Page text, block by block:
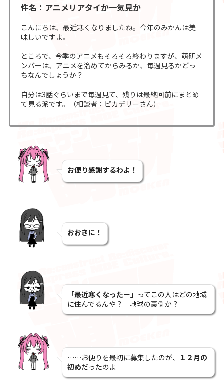
件名：アニメリアタイか一気見か
こんにちは、最近寒くなりましたね。今年のみかんは美
味しいですよ。
ところで、今季のアニメもそろそろ終わりますが、萌研メ
ンバーは、アニメを溜めてからみるか、毎週見るかどっ
ちなんでしょうか？
自分は3話ぐらいまで毎週見て、残りは最終回前にまとめ
て見る派です。（相談者：ピカデリーさん）
お便り感謝するわよ！
おおきに！
「最近寒くなったー」 ってこの人はどの地域
に住んでるんや？ 地球の裏側か？
……お便りを最初に募集したのが、 １２月の
初めだったのよ